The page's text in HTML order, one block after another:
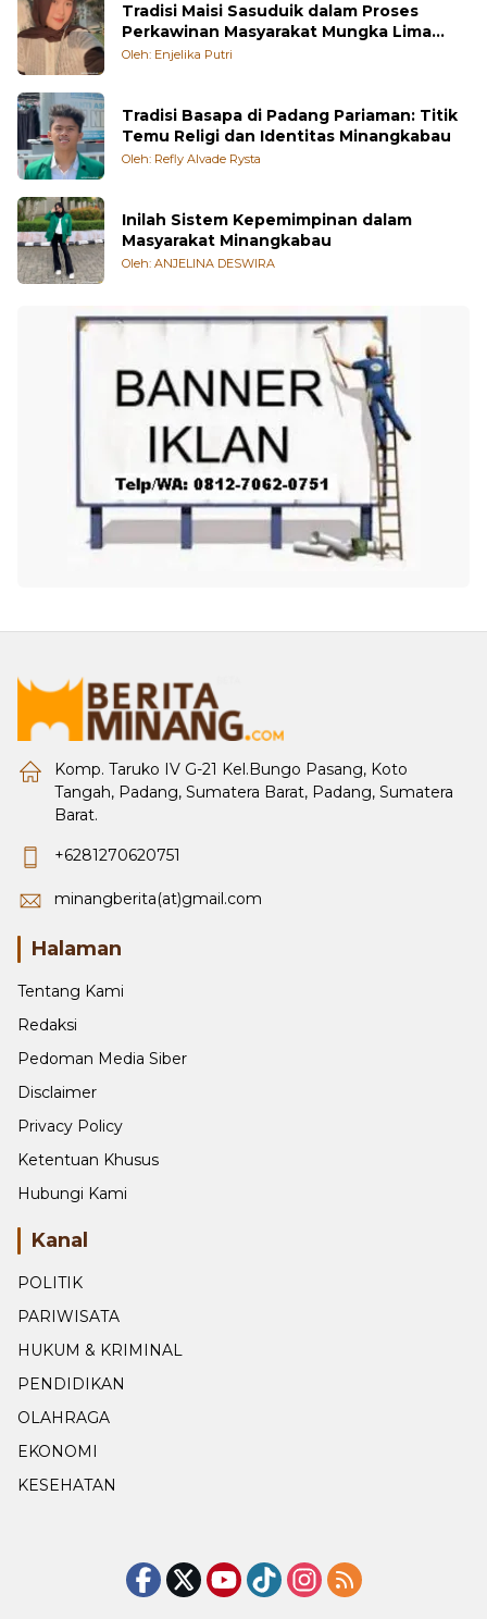
Tradisi Maisi Sasuduik dalam Proses
Perkawinan Masyarakat Mungka Lima
Puluh Kota
Oleh: Enjelika Putri
Tradisi Basapa di Padang Pariaman: Titik
Temu Religi dan Identitas Minangkabau
Oleh: Refly Alvade Rysta
Inilah Sistem Kepemimpinan dalam
Masyarakat Minangkabau
Oleh: ANJELINA DESWIRA
Komp. Taruko IV G-21 Kel.Bungo Pasang, Koto
Tangah, Padang, Sumatera Barat, Padang, Sumatera
Barat.
+6281270620751
minangberita(at)gmail.com
Halaman
Tentang Kami
Redaksi
Pedoman Media Siber
Disclaimer
Privacy Policy
Ketentuan Khusus
Hubungi Kami
Kanal
POLITIK
PARIWISATA
HUKUM & KRIMINAL
PENDIDIKAN
OLAHRAGA
EKONOMI
KESEHATAN